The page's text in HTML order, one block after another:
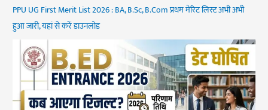
PPU UG First Merit List 2026 : BA, B.Sc, B.Com प्रथम मेरिट लिस्ट अभी अभी
हुआ जारी, यहां से करें डाउनलोड